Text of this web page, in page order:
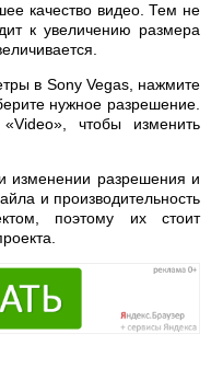
качество видео. Тем не
к увеличению размера
в Sony Vegas, нажмите
нужное разрешение.
чтобы изменить
изменении разрешения и
и производительность
поэтому их стоит